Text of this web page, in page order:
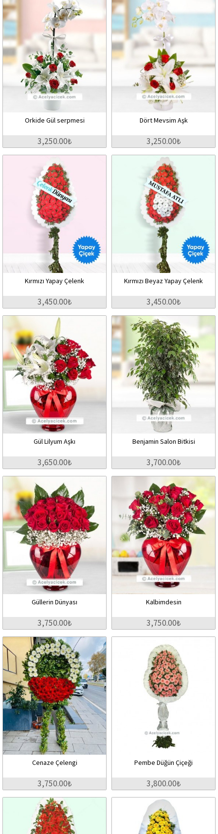
Orkide Gül serpmesi
3,250.00₺
Dört Mevsim Aşk
3,250.00₺
Kırmızı Yapay Çelenk
3,450.00₺
Kırmızı Beyaz Yapay Çelenk
3,450.00₺
Gül Lilyum Aşkı
3,650.00₺
Benjamin Salon Bitkisi
3,700.00₺
Güllerin Dünyası
3,750.00₺
Kalbimdesin
3,750.00₺
Cenaze Çelengi
3,750.00₺
Pembe Düğün Çiçeği
3,800.00₺